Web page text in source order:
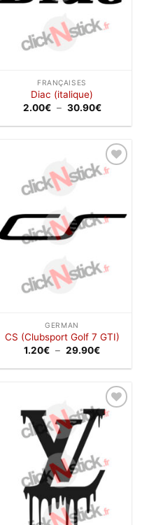
FRANÇAISES
Diac (italique)
2.00€ – 30.90€Plage
prix :
30.90€
Ajouter
GERMAN
CS (Clubsport Golf 7 GTI)
1.20€ – 29.90€Plage
prix :
29.90€
Ajouter